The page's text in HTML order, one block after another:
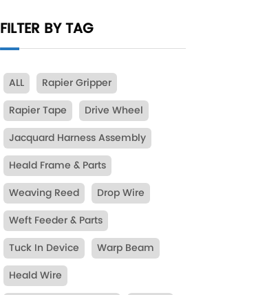
FILTER BY TAG
ALL
Rapier Gripper
Rapier Tape
Drive Wheel
Jacquard Harness Assembly
Heald Frame & Parts
Weaving Reed
Drop Wire
Weft Feeder & Parts
Tuck In Device
Warp Beam
Heald Wire